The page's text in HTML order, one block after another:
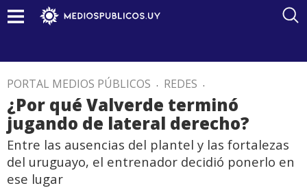
PORTAL MEDIOS PÚBLICOS . REDES .
¿Por qué Valverde terminó
jugando de lateral derecho?
Entre las ausencias del plantel y las fortalezas
del uruguayo, el entrenador decidió ponerlo en
ese lugar